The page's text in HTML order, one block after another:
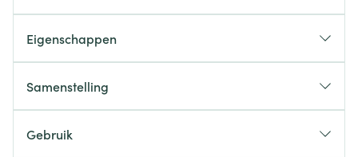
Eigenschappen
Samenstelling
Gebruik